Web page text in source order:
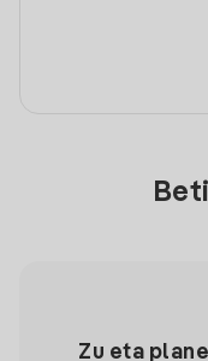
Zu eta